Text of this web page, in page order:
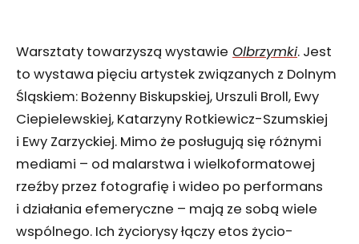
Warsztaty towarzyszą wystawie Olbrzymki. Jest
to wystawa pięciu artystek związanych z Dolnym
Śląskiem: Bożenny Biskupskiej, Urszuli Broll, Ewy
Ciepielewskiej, Katarzyny Rotkiewicz-Szumskiej
i Ewy Zarzyckiej. Mimo że posługują się różnymi
mediami – od malarstwa i wielkoformatowej
rzeźby przez fotografię i wideo po performans
i działania efemeryczne – mają ze sobą wiele
wspólnego. Ich życiorysy łączy etos życio-